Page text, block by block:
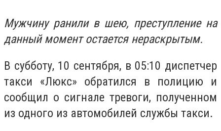
Мужчину ранили в шею, преступление на
данный момент остается нераскрытым.
В субботу, 10 сентября, в 05:10 диспетчер
такси «Люкс» обратился в полицию и
сообщил о сигнале тревоги, полученном
из одного из автомобилей службы такси.